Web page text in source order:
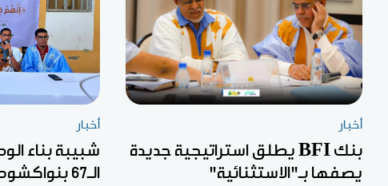
أخبار
بنك BFI يطلق استراتيجية جديدة
يصفها بـ"الاستثنائية"
أخبار
شبيبة بناء
الـ67 بنواكشوط